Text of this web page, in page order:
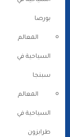
بورصا
المعالم
السياحية في
سبنجا
المعالم
السياحية في
طرابزون